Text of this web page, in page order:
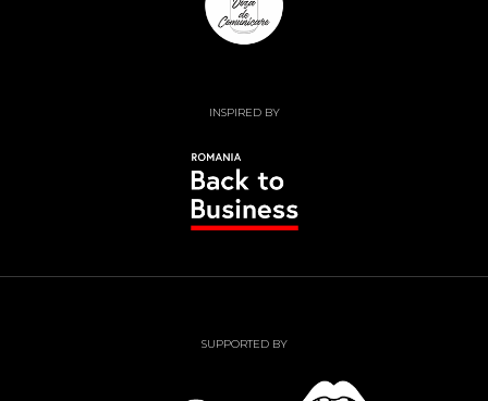
INSPIRED BY
SUPPORTED BY